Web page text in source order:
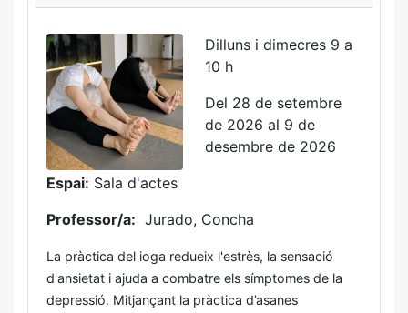
Dilluns i dimecres 9 a
10 h
Del 28 de setembre
de 2026 al 9 de
desembre de 2026
Espai: Sala d'actes
Professor/a: Jurado, Concha
La pràctica del ioga redueix l'estrès, la sensació
d'ansietat i ajuda a combatre els símptomes de la
depressió. Mitjançant la pràctica d’asanes